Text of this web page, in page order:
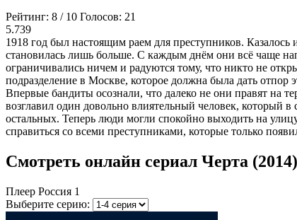
Рейтинг: 8 / 10 Голосов: 21
5.739
1918 год был настоящим раем для преступников. Казалось
становилась лишь больше. С каждым днём они всё чаще
ограничивались ничем и радуются тому, что никто не
подразделение в Москве, которое должна была дать отпор
Впервые бандиты осознали, что далеко не они правят на
возглавил один довольно влиятельный человек, который в
остальных. Теперь люди могли спокойно выходить на
справиться со всеми преступниками, которые только
Смотреть онлайн сериал Черта
Плеер Россия 1
Выберите серию: